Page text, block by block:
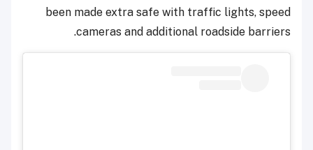
been made extra safe with traffic lights, speed
cameras and additional roadside barriers.